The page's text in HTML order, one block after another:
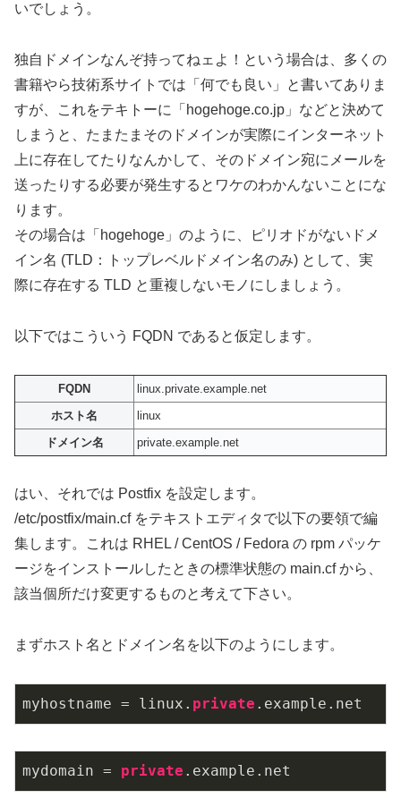
いでしょう。
独自ドメインなんぞ持ってねェよ！という場合は、多くの
書籍やら技術系サイトでは「何でも良い」と書いてありま
すが、これをテキトーに「hogehoge.co.jp」などと決めて
しまうと、たまたまそのドメインが実際にインターネット
上に存在してたりなんかして、そのドメイン宛にメールを
送ったりする必要が発生するとワケのわかんないことにな
ります。
その場合は「hogehoge」のように、ピリオドがないドメ
イン名 (TLD：トップレベルドメイン名のみ) として、実
際に存在する TLD と重複しないモノにしましょう。
以下ではこういう FQDN であると仮定します。
FQDN
linux.private.example.net
ホスト名
linux
ドメイン名
private.example.net
はい、それでは Postfix を設定します。
/etc/postfix/main.cf をテキストエディタで以下の要領で編
集します。これは RHEL / CentOS / Fedora の rpm パッケ
ージをインストールしたときの標準状態の main.cf から、
該当個所だけ変更するものと考えて下さい。
まずホスト名とドメイン名を以下のようにします。
myhostname = linux. private .example.net
mydomain = private .example.net